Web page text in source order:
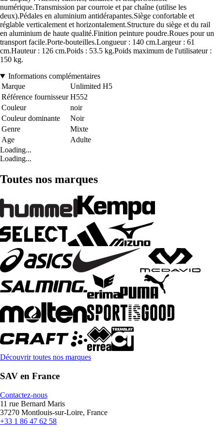
numérique.Transmission par courroie et par chaîne (utilise les
deux).Pédales en aluminium antidérapantes.Siège confortable et
réglable verticalement et horizontalement.Structure du siège et du rail
en aluminium de haute qualité.Finition peinture poudre.Roues pour un
transport facile.Porte-bouteilles.Longueur : 140 cm.Largeur : 61
cm.Hauteur : 126 cm.Poids : 53.5 kg.Poids maximum de l'utilisateur :
150 kg.
Informations complémentaires
Marque
Unlimited H5
Référence fournisseur H552
Couleur
noir
Couleur dominante
Noir
Genre
Mixte
Age
Adulte
Loading...
Loading...
Toutes nos marques
Découvrir toutes nos marques
SAV en France
Contactez-nous
11 rue Bernard Maris
37270 Montlouis-sur-Loire, France
+33 1 86 47 62 58